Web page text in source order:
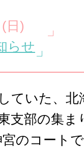
日)
らせ
ていた、北
支部の集
のコート